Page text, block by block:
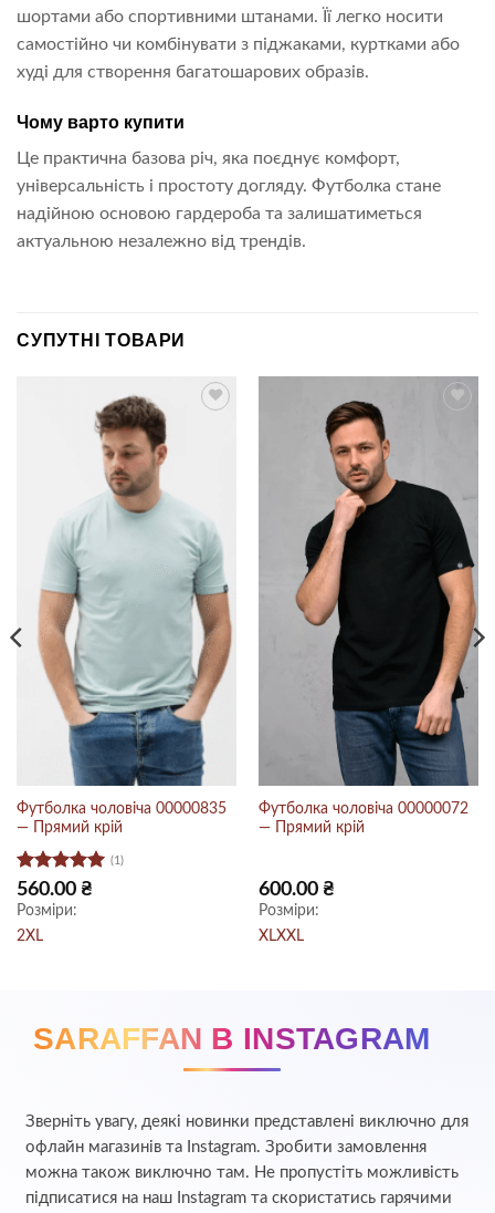
шортами або спортивними штанами. Її легко носити
самостійно чи комбінувати з піджаками, куртками або
худі для створення багатошарових образів.
Чому варто купити
Це практична базова річ, яка поєднує комфорт,
універсальність і простоту догляду. Футболка стане
надійною основою гардероба та залишатиметься
актуальною незалежно від трендів.
СУПУТНІ ТОВАРИ
Футболка чоловіча 00000835
— Прямий крій
Оцінено в
5з 5
(1)
560.00 ₴
Розміри:
2XL
Футболка чоловіча 00000072
— Прямий крій
600.00 ₴
Розміри:
XLXXL
SARAFFAN В INSTAGRAM
Зверніть увагу, деякі новинки представлені виключно для
офлайн магазинів та Instagram. Зробити замовлення
можна також виключно там. Не пропустіть можливість
підписатися на наш Instagram та скористатись гарячими